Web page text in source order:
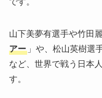
山下美夢有選手や竹田
アー」や、松山英樹選
など、世界で戦う日本
す。